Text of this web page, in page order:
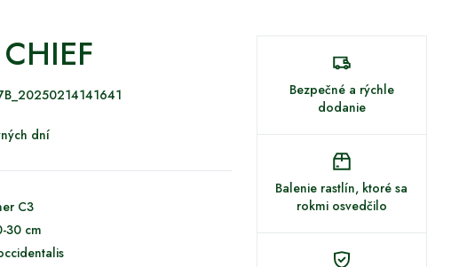
dní
C3
30 cm
Bezpečné a rýchle
dodanie
Balenie rastlín, ktoré sa
rokmi osvedčilo